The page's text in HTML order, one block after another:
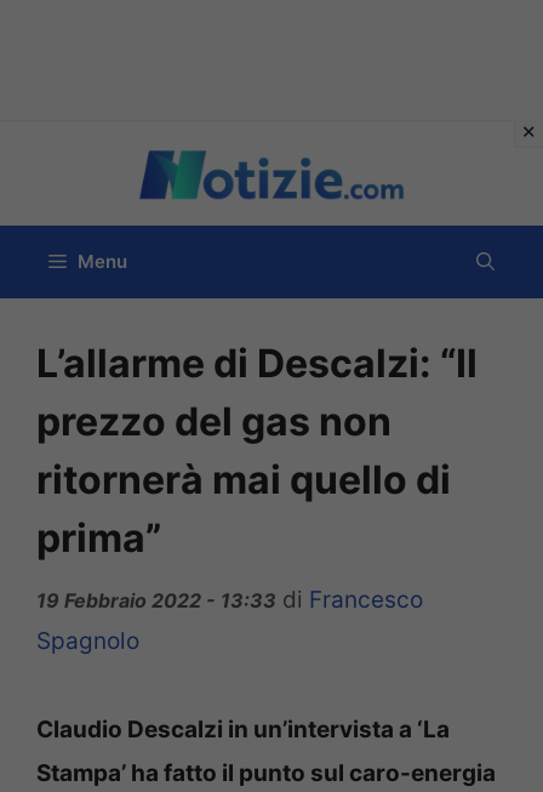
contenuto
Menu
L’allarme di Descalzi: “Il
prezzo del gas non
ritornerà mai quello di
prima”
19 Febbraio 2022 - 13:33 di Francesco
Spagnolo
Claudio Descalzi in un’intervista a ‘La
Stampa’ ha fatto il punto sul caro-energia